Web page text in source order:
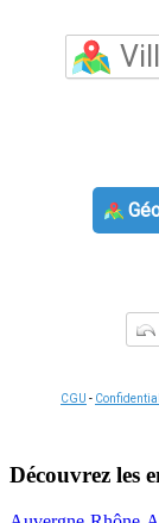
CGU -
Découvrez les